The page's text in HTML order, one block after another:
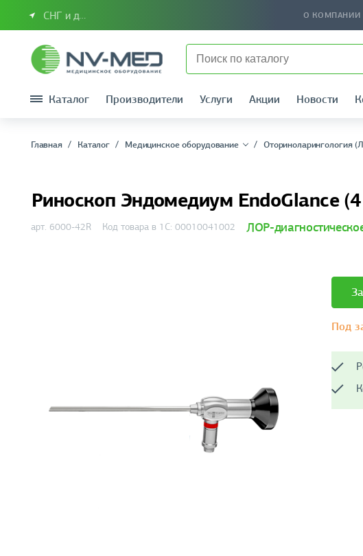
СНГ и другие страны О КОМПАНИИ
Каталог Производители Услуги Акции Новости
Главная Каталог Медицинское оборудование Оториноларингология
Риноскоп Эндомедиум EndoGlance
арт. 6000-42R Код товара в 1С: 00010041002 ЛОР-
Под